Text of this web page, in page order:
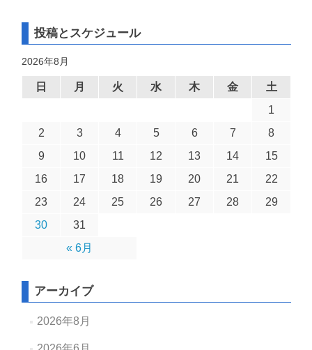
投稿とスケジュール
2026年8月
日 月 火 水 木 金 土
« 6月
1
2
3 4 5 6 7
8
9
10 11 12 13 14
15
16
17 18 19 20 21
22
23
24 25 26 27 28
29
30
31
アーカイブ
2026年8月